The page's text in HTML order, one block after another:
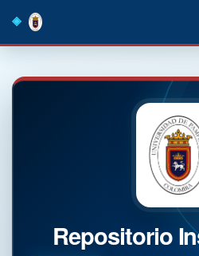
navigation
Repositorio